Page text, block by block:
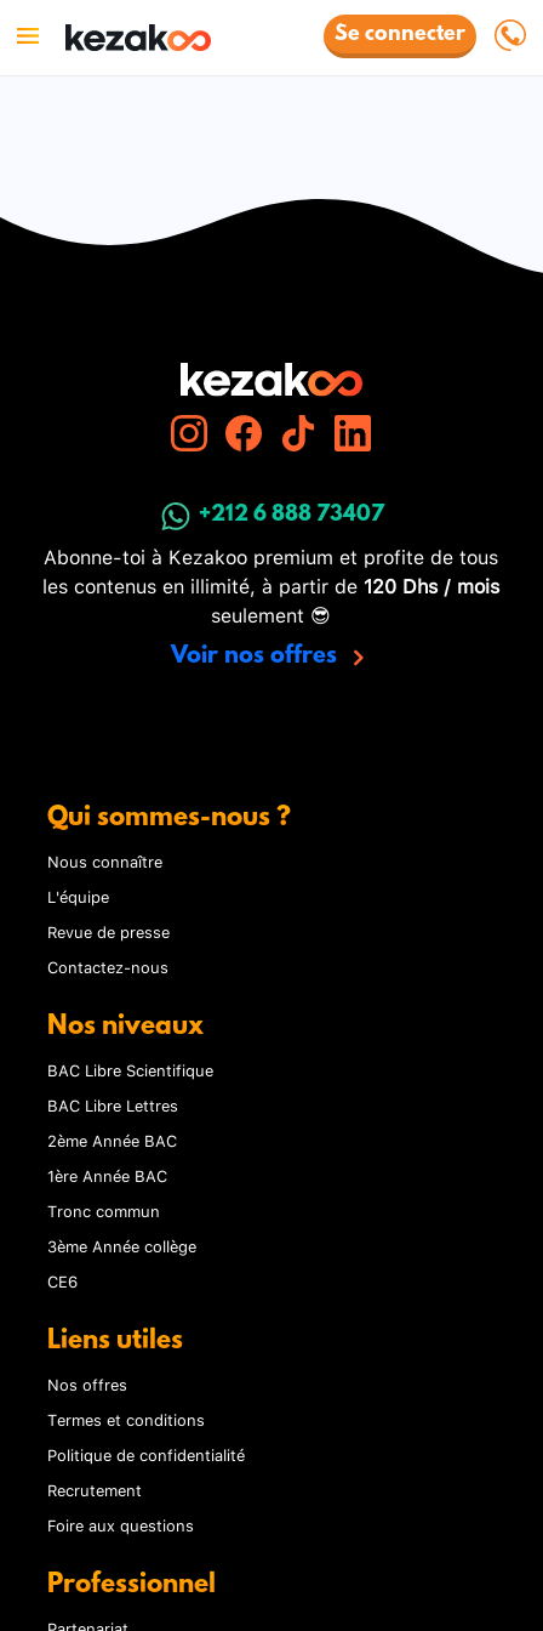
Se connecter
+212 6 888 73407
Abonne-toi à Kezakoo premium et profite de tous
les contenus en illimité, à partir de 120 Dhs / mois
seulement 😎
Voir nos offres
Qui sommes-nous ?
Nous connaître
L'équipe
Revue de presse
Contactez-nous
Nos niveaux
BAC Libre Scientifique
BAC Libre Lettres
2ème Année BAC
1ère Année BAC
Tronc commun
3ème Année collège
CE6
Liens utiles
Nos offres
Termes et conditions
Politique de confidentialité
Recrutement
Foire aux questions
Professionnel